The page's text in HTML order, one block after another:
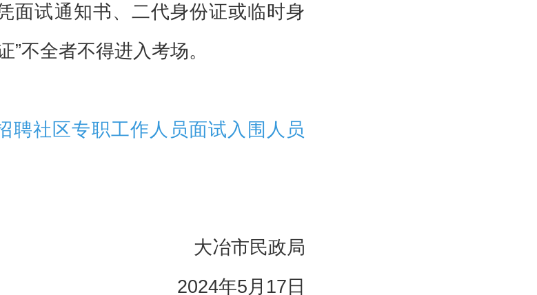
面试通知书、二代身份证或临时身
”不全者不得进入考场。
聘社区专职工作人员面试入围人员
大冶市民政局
2024年5月17日